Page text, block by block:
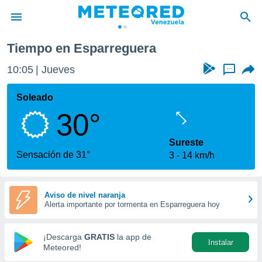
de
ha
calidad.
a este
las
y
forma
digital
basada
Tiempo en Esparreguera
10:05 Jueves ...
Soleado
30°
Sensación de 31°
Sureste
3
14 km/h
Aviso de nivel naranja
Alerta importante por tormenta en Esparreguera hoy
¡Descarga GRATIS la app de
Meteored!
Instalar